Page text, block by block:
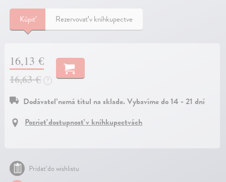
Kúpiť Rezervovať v kníhkupectve
16,13 €
16,63 €
?
Dodávateľ nemá titul na sklade. Vybavíme do 14 - 21 dní
Pozrieť dostupnosť v kníhkupectvách
Pridať do wishlistu